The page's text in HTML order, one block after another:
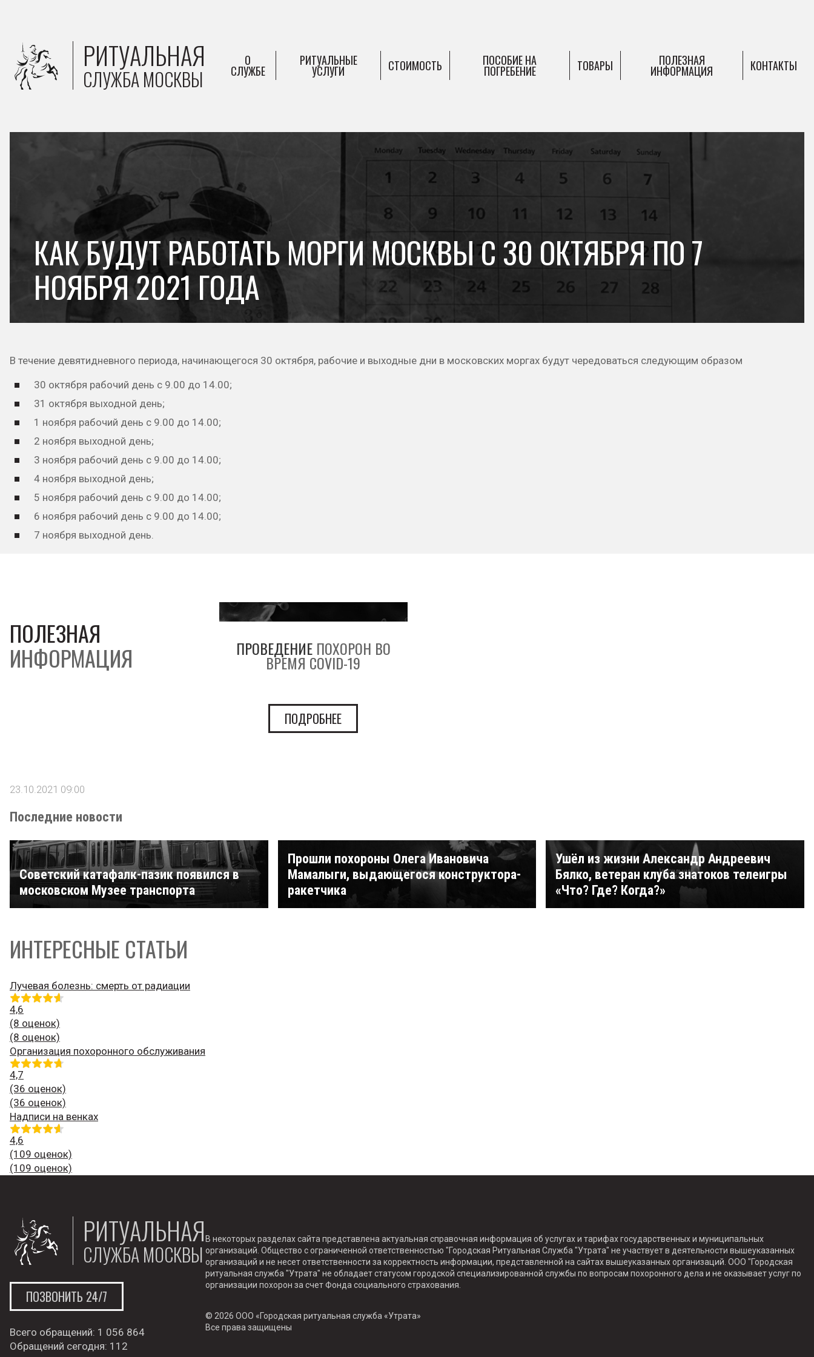
РИТУАЛЬНАЯ
СЛУЖБА МОСКВЫ
О
СЛУЖБЕ
РИТУАЛЬНЫЕ
УСЛУГИ СТОИМОСТЬ ПОСОБИЕ НА
ПОГРЕБЕНИЕ ТОВАРЫ ПОЛЕЗНАЯ
ИНФОРМАЦИЯ КОНТАКТЫ
КАК БУДУТ РАБОТАТЬ МОРГИ МОСКВЫ С 30 ОКТЯБРЯ ПО 7
НОЯБРЯ 2021 ГОДА
В течение девятидневного периода, начинающегося 30 октября, рабочие и выходные дни в московских моргах будут чередоваться следующим образом
30 октября рабочий день с 9.00 до 14.00;
31 октября выходной день;
1 ноября рабочий день с 9.00 до 14.00;
2 ноября выходной день;
3 ноября рабочий день с 9.00 до 14.00;
4 ноября выходной день;
5 ноября рабочий день с 9.00 до 14.00;
6 ноября рабочий день с 9.00 до 14.00;
7 ноября выходной день.
ПОЛЕЗНАЯ
ИНФОРМАЦИЯ ПРОВЕДЕНИЕПОХОРОН ВО
ВРЕМЯ COVID-19
ПОДРОБНЕЕ
23.10.2021 09:00
Последние новости
Советский катафалк-пазик появился в
московском Музее транспорта
Прошли похороны Олега Ивановича
Мамалыги, выдающегося конструктора-
ракетчика
Ушёл из жизни Александр Андреевич
Бялко, ветеран клуба знатоков телеигры
«Что? Где? Когда?»
ИНТЕРЕСНЫЕ СТАТЬИ
Лучевая болезнь: смерть от радиации
4,6
(8 оценок)
(8 оценок)
Организация похоронного обслуживания
4,7
(36 оценок)
(36 оценок)
Надписи на венках
4,6
(109 оценок)
(109 оценок)
РИТУАЛЬНАЯ
СЛУЖБА МОСКВЫ
ПОЗВОНИТЬ 24/7
Всего обращений: 1 056 864
Обращений сегодня: 112
В некоторых разделах сайта представлена актуальная справочная информация об услугах и тарифах государственных и муниципальных
организаций. Общество с ограниченной ответственностью "Городская Ритуальная Служба "Утрата" не участвует в деятельности вышеуказанных
организаций и не несет ответственности за корректность информации, представленной на сайтах вышеуказанных организаций. ООО "Городская
ритуальная служба "Утрата" не обладает статусом городской специализированной службы по вопросам похоронного дела и не оказывает услуг по
организации похорон за счет Фонда социального страхования.
© 2026 ООО «Городская ритуальная служба «Утрата»
Все права защищены